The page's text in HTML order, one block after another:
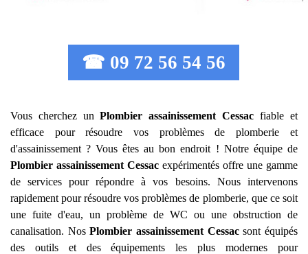
☎ 09 72 56 54 56
Vous cherchez unPlombier assainissement Cessac fiable et
efficace pour résoudre vos problèmes de plomberie et
d'assainissement ? Vous êtes au bon endroit ! Notre équipe de
Plombier assainissement Cessacexpérimentés offre une gamme
de services pour répondre à vos besoins. Nous intervenons
rapidement pour résoudre vos problèmes de plomberie, que ce soit
une fuite d'eau, un problème de WC ou une obstruction de
canalisation. NosPlombier assainissement Cessacsont équipés
des outils et des équipements les plus modernes pour